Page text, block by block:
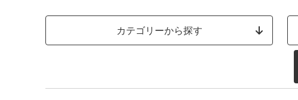
カテゴリーから探す